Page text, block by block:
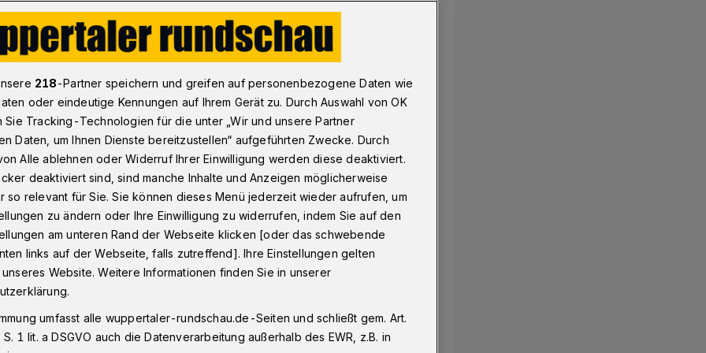
in Wuppertal: Bitte um Blutspenden
um
ruft auch und gerade während der
auf. Termine gibt es in fast allen
218-Partner speichern und greifen auf personenbezogene Daten wie
oder eindeutige Kennungen auf Ihrem Gerät zu. Durch Auswahl von OK
Sie Tracking-Technologien für die unter „Wir und unsere Partner
Daten, um Ihnen Dienste bereitzustellen“ aufgeführten Zwecke. Durch
Alle ablehnen oder Widerruf Ihrer Einwilligung werden diese deaktiviert.
deaktiviert sind, sind manche Inhalte und Anzeigen möglicherweise
so relevant für Sie. Sie können dieses Menü jederzeit wieder aufrufen, um
zu ändern oder Ihre Einwilligung zu widerrufen, indem Sie auf den
am unteren Rand der Webseite klicken [oder das schwebende
links auf der Webseite, falls zutreffend]. Ihre Einstellungen gelten
Website. Weitere Informationen finden Sie in unserer
umfasst alle wuppertaler-rundschau.de-Seiten und schließt gem. Art.
1 lit. a DSGVO auch die Datenverarbeitung außerhalb des EWR, z.B. in